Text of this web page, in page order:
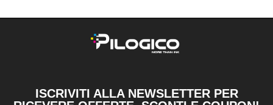
ISCRIVITI ALLA NEWSLETTER PER